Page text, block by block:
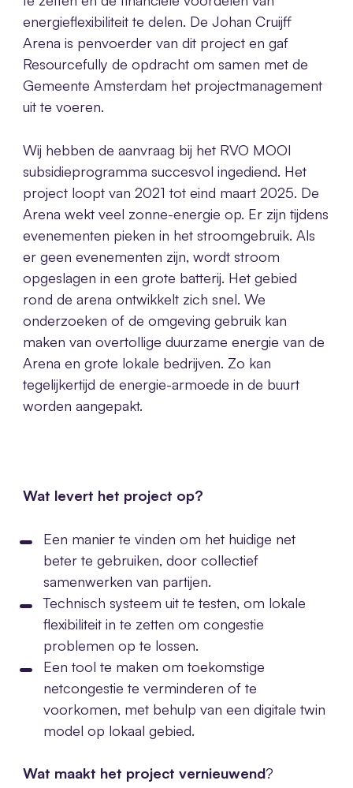
energieflexibiliteit te delen. De Johan Cruijff
Arena is penvoerder van dit project en gaf
Resourcefully de opdracht om samen met de
Gemeente Amsterdam het projectmanagement
uit te voeren.
Wij hebben de aanvraag bij het RVO MOOI
subsidieprogramma succesvol ingediend. Het
project loopt van 2021 tot eind maart 2025. De
Arena wekt veel zonne-energie op. Er zijn tijdens
evenementen pieken in het stroomgebruik. Als
er geen evenementen zijn, wordt stroom
opgeslagen in een grote batterij. Het gebied
rond de arena ontwikkelt zich snel. We
onderzoeken of de omgeving gebruik kan
maken van overtollige duurzame energie van de
Arena en grote lokale bedrijven. Zo kan
tegelijkertijd de energie-armoede in de buurt
worden aangepakt.
Wat levert het project op?
Een manier te vinden om het huidige net
beter te gebruiken, door collectief
samenwerken van partijen.
Technisch systeem uit te testen, om lokale
flexibiliteit in te zetten om congestie
problemen op te lossen.
Een tool te maken om toekomstige
netcongestie te verminderen of te
voorkomen, met behulp van een digitale twin
model op lokaal gebied.
Wat maakt het project vernieuwend?